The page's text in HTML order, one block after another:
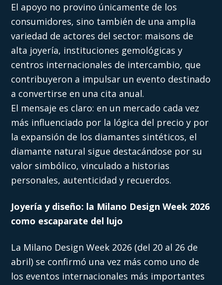
El apoyo no provino únicamente de los
consumidores, sino también de una amplia
variedad de actores del sector: maisons de
alta joyería, instituciones gemológicas y
centros internacionales de intercambio, que
contribuyeron a impulsar un evento destinado
a convertirse en una cita anual.
El mensaje es claro: en un mercado cada vez
más influenciado por la lógica del precio y por
la expansión de los diamantes sintéticos, el
diamante natural sigue destacándose por su
valor simbólico, vinculado a historias
personales, autenticidad y recuerdos.
Joyería y diseño: la Milano Design Week 2026
como escaparate del lujo
La Milano Design Week 2026 (del 20 al 26 de
abril) se confirmó una vez más como uno de
los eventos internacionales más importantes